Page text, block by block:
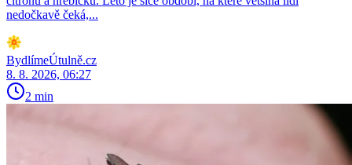
nedočkavě čeká,...
BydlímeÚtulně.cz
8. 8. 2026, 06:27
2 min